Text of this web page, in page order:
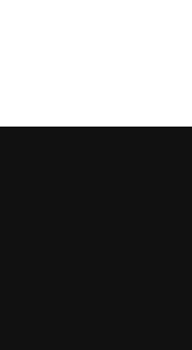
Roberto
a tagliare